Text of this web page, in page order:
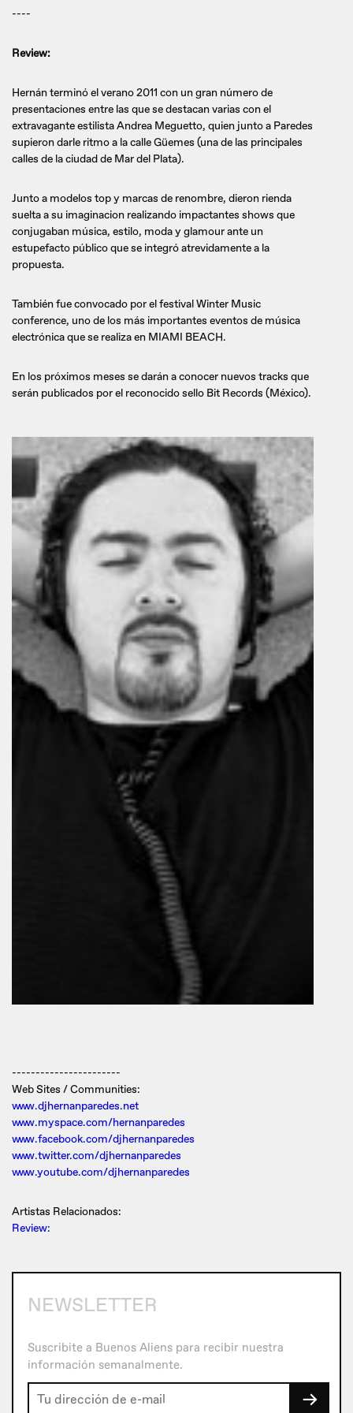
----
Review:
Hernán terminó el verano 2011 con un gran número de
presentaciones entre las que se destacan varias con el
extravagante estilista Andrea Meguetto, quien junto a Paredes
supieron darle ritmo a la calle Güemes (una de las principales
calles de la ciudad de Mar del Plata).
Junto a modelos top y marcas de renombre, dieron rienda
suelta a su imaginacion realizando impactantes shows que
conjugaban música, estilo, moda y glamour ante un
estupefacto público que se integró atrevidamente a la
propuesta.
También fue convocado por el festival Winter Music
conference, uno de los más importantes eventos de música
electrónica que se realiza en MIAMI BEACH.
En los próximos meses se darán a conocer nuevos tracks que
serán publicados por el reconocido sello Bit Records (México).
-----------------------
Web Sites / Communities:
www.djhernanparedes.net
www.myspace.com/hernanparedes
www.facebook.com/djhernanparedes
www.twitter.com/djhernanparedes
www.youtube.com/djhernanparedes
Artistas Relacionados:
Review:
NEWSLETTER
Suscribite a Buenos Aliens para recibir nuestra
información semanalmente.
→